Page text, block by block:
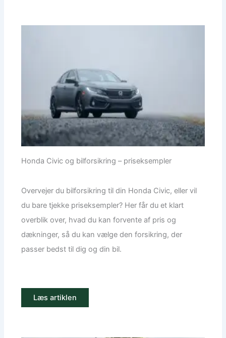
Honda Civic og bilforsikring – priseksempler
Overvejer du bilforsikring til din Honda Civic, eller vil
du bare tjekke priseksempler? Her får du et klart
overblik over, hvad du kan forvente af pris og
dækninger, så du kan vælge den forsikring, der
passer bedst til dig og din bil.
Læs artiklen